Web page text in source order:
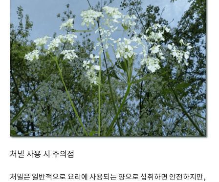
처빌 사용 시 주의점
처빌은 일반적으로 요리에 사용되는 양으로 섭취하면 안전하지만,